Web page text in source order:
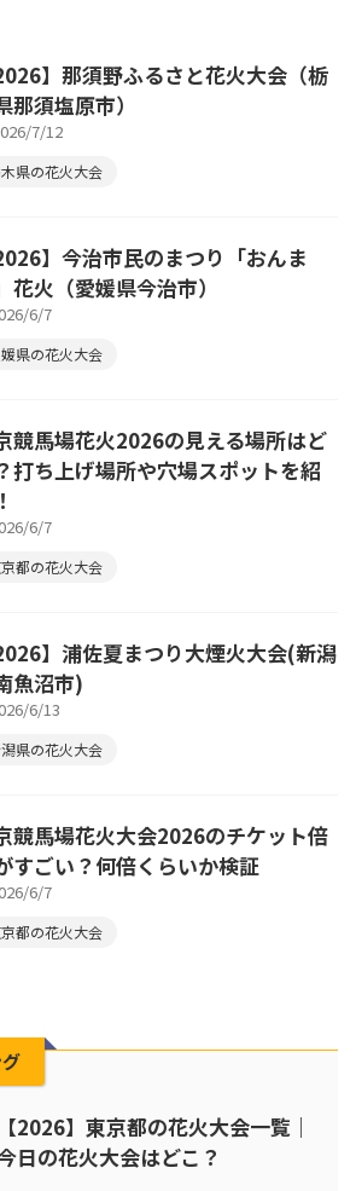
2026】那須野ふるさと花火大会（栃
那須塩原市）
7/12
県の花火大会
】今治市民のまつり「おんま
花火（愛媛県今治市）
6/7
県の花火大会
競馬場花火2026の見える場所はど
打ち上げ場所や穴場スポットを紹
6/7
都の花火大会
2026】浦佐夏まつり大煙火大会(新潟
魚沼市)
6/13
県の花火大会
競馬場花火大会2026のチケット倍
すごい？何倍くらいか検証
6/7
都の花火大会
【2026】東京都の花火大会一覧｜
日の花火大会はどこ？